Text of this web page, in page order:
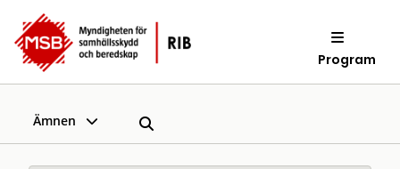
Program
Ämnen